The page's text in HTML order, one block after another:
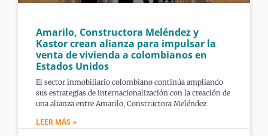
Amarilo, Constructora Meléndez y
Kastor crean alianza para impulsar la
venta de vivienda a colombianos en
Estados Unidos
El sector inmobiliario colombiano continúa ampliando
sus estrategias de internacionalización con la creación de
una alianza entre Amarilo, Constructora Meléndez
LEER MÁS »